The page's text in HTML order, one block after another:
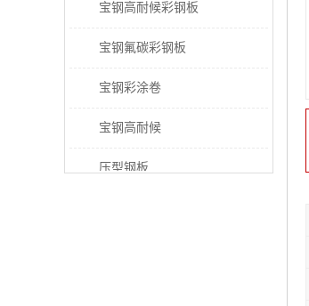
宝钢高耐候彩钢板
宝钢氟碳彩钢板
宝钢彩涂卷
宝钢高耐候
压型钢板